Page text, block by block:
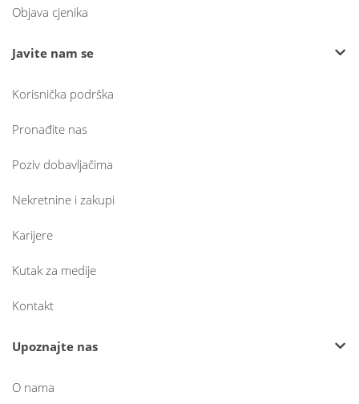
Objava cjenika
Javite nam se
Korisnička podrška
Pronađite nas
Poziv dobavljačima
Nekretnine i zakupi
Karijere
Kutak za medije
Kontakt
Upoznajte nas
O nama